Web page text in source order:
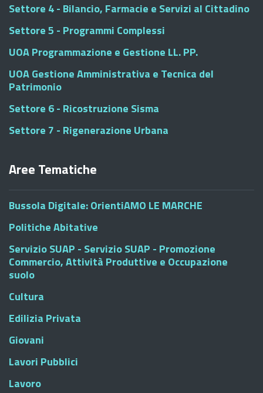
Settore 4 - Bilancio, Farmacie e Servizi al Cittadino
Settore 5 - Programmi Complessi
UOA Programmazione e Gestione LL. PP.
UOA Gestione Amministrativa e Tecnica del
Patrimonio
Settore 6 - Ricostruzione Sisma
Settore 7 - Rigenerazione Urbana
Aree Tematiche
Bussola Digitale: OrientiAMO LE MARCHE
Politiche Abitative
Servizio SUAP - Servizio SUAP - Promozione
Commercio, Attività Produttive e Occupazione
suolo
Cultura
Edilizia Privata
Giovani
Lavori Pubblici
Lavoro